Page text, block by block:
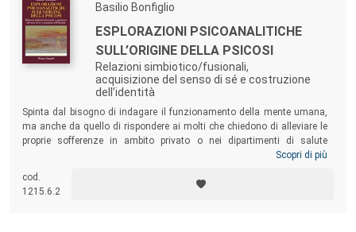
Basilio Bonfiglio
ESPLORAZIONI PSICOANALITICHE
SULL’ORIGINE DELLA PSICOSI
Relazioni simbiotico/fusionali,
acquisizione del senso di sé e costruzione
dell’identità
Spinta dal bisogno di indagare il funzionamento della mente umana,
ma anche da quello di rispondere ai molti che chiedono di alleviare le
proprie sofferenze in ambito privato o nei dipartimenti di salute
mentale, la psicoanalisi, superando lo scetticismo iniziale di Freud, da
tappe dell’evoluzione delle nostre conoscenze sull’argomento per
ridurre lo iato che separa spesso le formulazioni teoriche sulla psicosi
Scopri di più
cod.
1215.6.2